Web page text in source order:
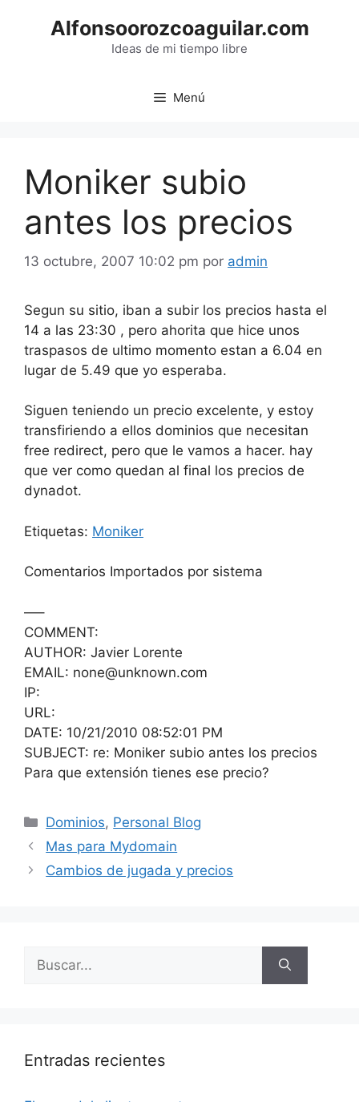
Alfonsoorozcoaguilar.com
Ideas de mi tiempo libre
Menú
Moniker subio
antes los precios
13 octubre, 2007 10:02 pm por admin
Segun su sitio, iban a subir los precios hasta el
14 a las 23:30 , pero ahorita que hice unos
traspasos de ultimo momento estan a 6.04 en
lugar de 5.49 que yo esperaba.
Siguen teniendo un precio excelente, y estoy
transfiriendo a ellos dominios que necesitan
free redirect, pero que le vamos a hacer. hay
que ver como quedan al final los precios de
dynadot.
Etiquetas: Moniker
Comentarios Importados por sistema
—–
COMMENT:
AUTHOR: Javier Lorente
EMAIL: none@unknown.com
IP:
URL:
DATE: 10/21/2010 08:52:01 PM
SUBJECT: re: Moniker subio antes los precios
Para que extensión tienes ese precio?
Categorías
Dominios, Personal Blog
Mas para Mydomain
Cambios de jugada y precios
Entradas recientes